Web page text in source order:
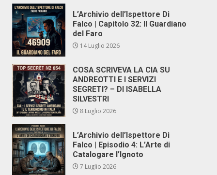
L’Archivio dell’Ispettore Di
Falco | Capitolo 32: Il Guardiano
del Faro
14 Luglio 2026
COSA SCRIVEVA LA CIA SU
ANDREOTTI E I SERVIZI
SEGRETI? – DI ISABELLA
SILVESTRI
8 Luglio 2026
L’Archivio dell’Ispettore Di
Falco | Episodio 4: L’Arte di
Catalogare l’Ignoto
7 Luglio 2026